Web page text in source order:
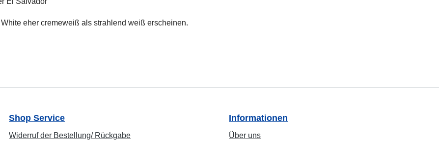
eher cremeweiß als strahlend weiß erscheinen.
Shop Service
Widerruf der Bestellung/ Rückgabe
Informationen
Über uns